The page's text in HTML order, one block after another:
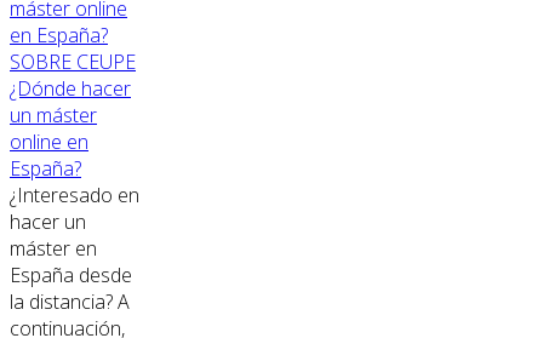
SOBRE CEUPE
¿Dónde hacer
un máster
online en
España?
¿Interesado en
hacer un
máster en
España desde
la distancia? A
continuación,